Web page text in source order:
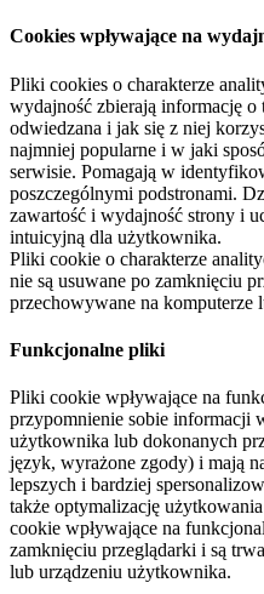
Cookies wpływające na
Pliki cookies o charakterze
wydajność zbierają informację o
odwiedzana i jak się z niej
najmniej popularne i w jaki
serwisie. Pomagają w
poszczególnymi podstronami.
zawartość i wydajność strony i
intuicyjną dla użytkownika.
Pliki cookie o charakterze
nie są usuwane po zamknięciu
przechowywane na komputerze
Funkcjonalne pliki
Pliki cookie wpływające na
przypomnienie sobie informacji
użytkownika lub dokonanych
język, wyrażone zgody) i mają
lepszych i bardziej
także optymalizację
cookie wpływające na
zamknięciu przeglądarki i są
lub urządzeniu użytkownika.